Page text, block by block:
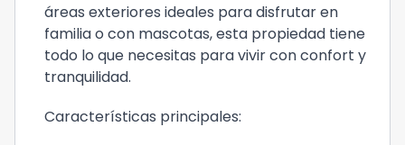
áreas exteriores ideales para disfrutar en
familia o con mascotas, esta propiedad tiene
todo lo que necesitas para vivir con confort y
tranquilidad.
Características principales: